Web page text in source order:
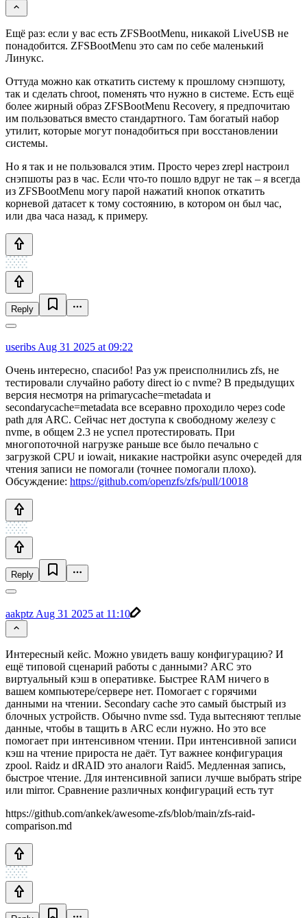
Ещё раз: если у вас есть ZFSBootMenu, никакой LiveUSB не
понадобится. ZFSBootMenu это сам по себе маленький
Линукс.
Оттуда можно как откатить систему к прошлому снэпшоту,
так и сделать chroot, поменять что нужно в системе. Есть ещё
более жирный образ ZFSBootMenu Recovery, я предпочитаю
им пользоваться вместо стандартного. Там богатый набор
утилит, которые могут понадобиться при восстановлении
системы.
Но я так и не пользовался этим. Просто через zrepl настроил
снэпшоты раз в час. Если что-то пошло вдруг не так – я всегда
из ZFSBootMenu могу парой нажатий кнопок откатить
корневой датасет к тому состоянию, в котором он был час,
или два часа назад, к примеру.
Reply
useribs Aug 31 2025 at 09:22
Очень интересно, спасибо! Раз уж преисполнились zfs, не
тестировали случайно работу direct io с nvme? В предыдущих
версия несмотря на primarycache=metadata и
secondarycache=metadata все всеравно проходило через code
path для ARC. Сейчас нет доступа к свободному железу с
nvme, в общем 2.3 не успел протестировать. При
многопоточной нагрузке раньше все было печально с
загрузкой CPU и iowait, никакие настройки async очередей для
чтения записи не помогали (точнее помогали плохо).
Обсуждение: https://github.com/openzfs/zfs/pull/10018
Reply
aakptz Aug 31 2025 at 11:10
Интересный кейс. Можно увидеть вашу конфигурацию? И
ещё типовой сценарий работы с данными? ARC это
виртуальный кэш в оперативке. Быстрее RAM ничего в
вашем компьютере/сервере нет. Помогает с горячими
данными на чтении. Secondary cache это самый быстрый из
блочных устройств. Обычно nvme ssd. Туда вытесняют теплые
данные, чтобы в тащить в ARC если нужно. Но это все
помогает при интенсивном чтении. При интенсивной записи
кэш на чтение прироста не даёт. Тут важнее конфигурация
zpool. Raidz и dRAID это аналоги Raid5. Медленная запись,
быстрое чтение. Для интенсивной записи лучше выбрать stripe
или mirror. Сравнение различных конфигураций есть тут
https://github.com/ankek/awesome-zfs/blob/main/zfs-raid-
comparison.md